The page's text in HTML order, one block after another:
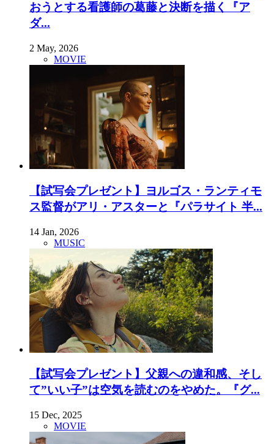
おうとする看護師の葛藤と決断を描く『ア
ダ...
2 May, 2026
MOVIE
【試写会プレゼント】ヨルゴス・ランティモ
ス監督がアリ・アスターと『パラサイト 半...
14 Jan, 2026
MUSIC
【試写会プレゼント】父親への違和感、そし
て”いい子”は空気を読むのをやめた。『グ...
15 Dec, 2025
MOVIE